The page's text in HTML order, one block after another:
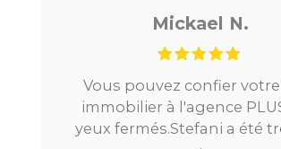
Mickael N.
Vous pouvez confier
immobilier à l'agence
yeux fermés.Stefani a été